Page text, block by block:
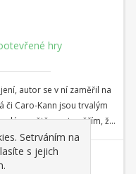
hry
autor se v ní zaměřil na
či Caro-Kann jsou trvalým
světě, proto věřím, že
lepší přehled jak, proč
ozdobou jsou podrobné
analytiků-velmistra Marka
Setrváním na
s jejich